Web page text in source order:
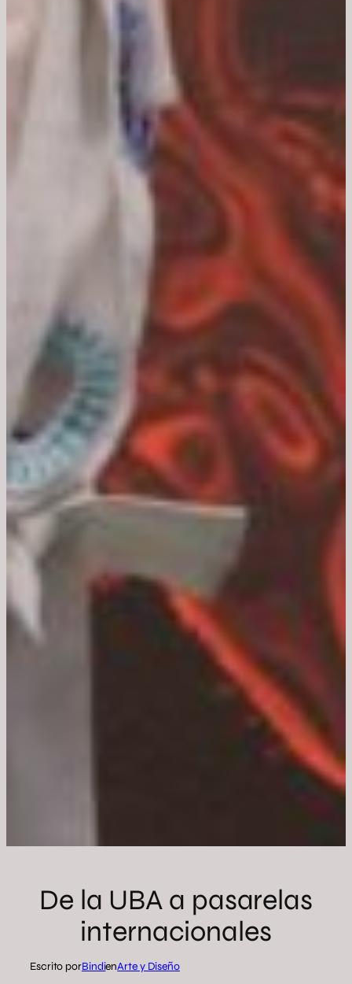
De la UBA a pasarelas
internacionales
Escrito porBindienArte y Diseño